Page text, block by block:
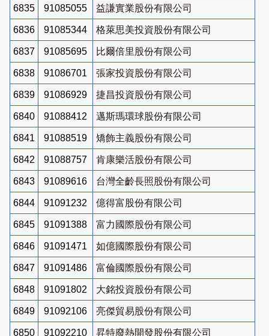
6835 91085055 益謙實業股份有限公司
6836 91085344 格萊思美投資股份有限公司
6837 91085695 比爾倍里股份有限公司
6838 91086701 張家投資股份有限公司
6839 91086929 捷昌投資股份有限公司
6840 91088412 邁斯瑪環球股份有限公司
6841 91088519 矯飾主義股份有限公司
6842 91088757 肯康樂活股份有限公司
6843 91089616 台灣全齡長照股份有限公司
6844 91091232 億得富股份有限公司
6845 91091388 富力國際股份有限公司
6846 91091471 如億國際股份有限公司
6847 91091486 富倫國際股份有限公司
6848 91091802 大銘投資股份有限公司
6849 91092106 亮傑貿易股份有限公司
6850 91092210
昇特廢熱開發股份有限公司